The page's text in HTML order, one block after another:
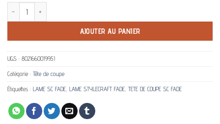
quantité de Tête de coupe Stylecraft Gold Titanium Fixed Fade
AJOUTER AU PANIER
UGS : 8021660019951
Catégorie : Tête de coupe
Étiquettes : LAME SC FADE LAME STYLECRAFT FADE TETE DE COUPE SC FADE